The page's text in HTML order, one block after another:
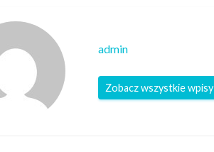
admin
Zobacz wszystkie wpisy